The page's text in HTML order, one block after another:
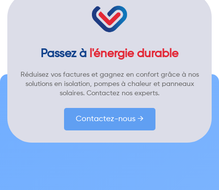
Passez à l'énergie durable
Réduisez vos factures et gagnez en confort grâce à nos
solutions en isolation, pompes à chaleur et panneaux
solaires. Contactez nos experts.
Contactez-nous →